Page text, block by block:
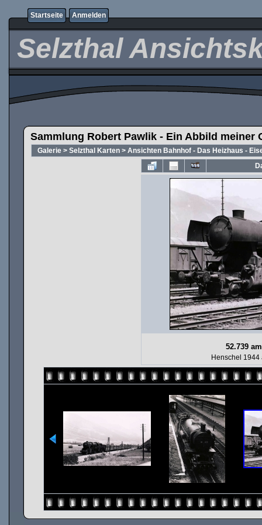
Startseite Anmelden
Selzthal
Sammlung Robert Pawlik - Ein Abbild meiner
Galerie > Selzthal Karten > Ansichten Bahnhof - Das Heizhaus -
52.739
Henschel